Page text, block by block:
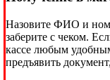
Назовите ФИО и
заберите с чеком.
кассе любым
предъявить